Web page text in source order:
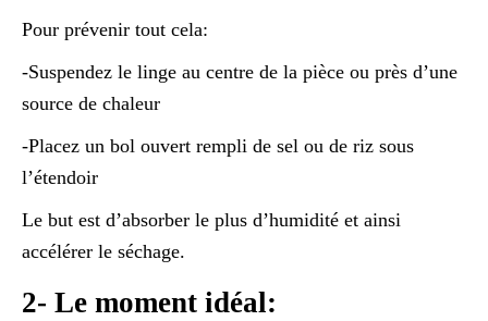
Pour prévenir tout cela:
-Suspendez le linge au centre de la pièce ou près d’une
source de chaleur
-Placez un bol ouvert rempli de sel ou de riz sous
l’étendoir
Le but est d’absorber le plus d’humidité et ainsi
accélérer le séchage.
2- Le moment idéal: